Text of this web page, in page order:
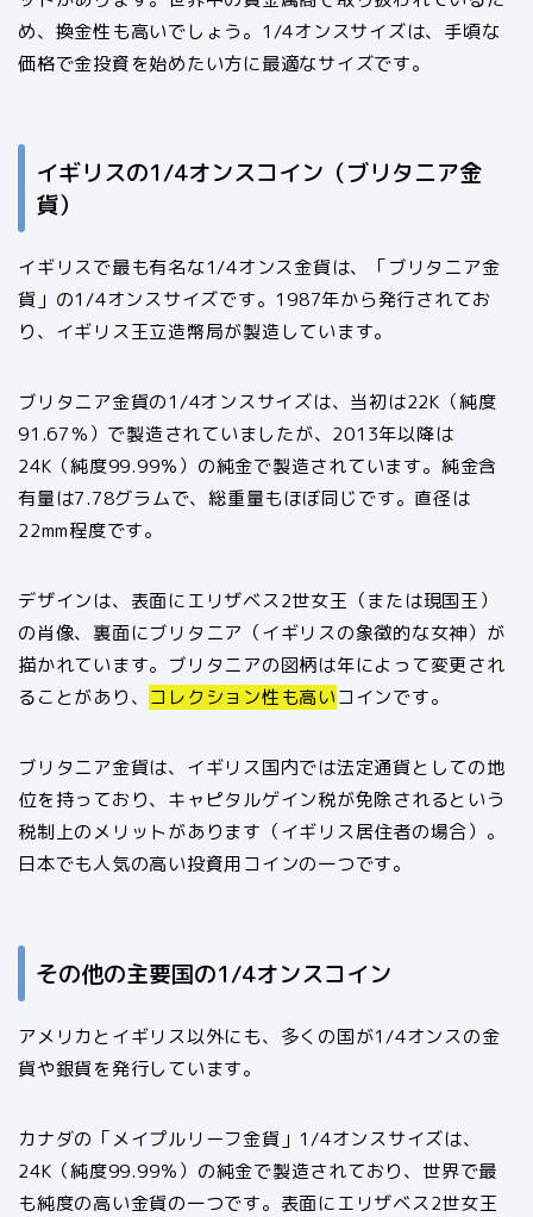
め、換金性も高いでしょう。1/4オンスサイズは、手頃な
価格で金投資を始めたい方に最適なサイズです。
イギリスの1/4オンスコイン（ブリタニア金
貨）
イギリスで最も有名な1/4オンス金貨は、「ブリタニア金
貨」の1/4オンスサイズです。1987年から発行されてお
り、イギリス王立造幣局が製造しています。
ブリタニア金貨の1/4オンスサイズは、当初は22K（純度
91.67％）で製造されていましたが、2013年以降は
24K（純度99.99％）の純金で製造されています。純金含
有量は7.78グラムで、総重量もほぼ同じです。直径は
22mm程度です。
デザインは、表面にエリザベス2世女王（または現国王）
の肖像、裏面にブリタニア（イギリスの象徴的な女神）が
描かれています。ブリタニアの図柄は年によって変更され
ることがあり、 コレクション性も高いコインです。
ブリタニア金貨は、イギリス国内では法定通貨としての地
位を持っており、キャピタルゲイン税が免除されるという
税制上のメリットがあります（イギリス居住者の場合）。
日本でも人気の高い投資用コインの一つです。
その他の主要国の1/4オンスコイン
アメリカとイギリス以外にも、多くの国が1/4オンスの金
貨や銀貨を発行しています。
カナダの「メイプルリーフ金貨」1/4オンスサイズは、
24K（純度99.99％）の純金で製造されており、世界で最
も純度の高い金貨の一つです。表面にエリザベス2世女王